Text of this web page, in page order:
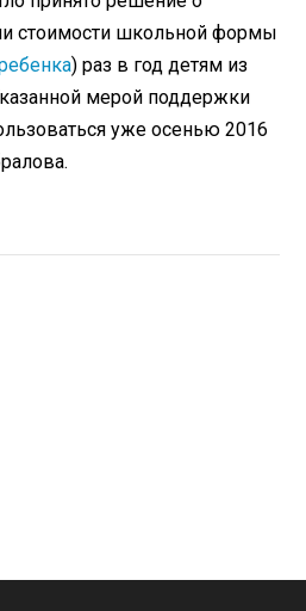
стоимости школьной формы
) раз в год детям из
мерой поддержки
уже осенью 2016